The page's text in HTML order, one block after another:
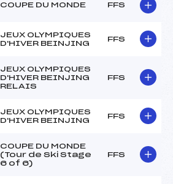
COUPE DU MONDE FFS
JEUX OLYMPIQUES
D'HIVER BEINJING
FFS
JEUX OLYMPIQUES
D'HIVER BEINJING
RELAIS
FFS
JEUX OLYMPIQUES
D'HIVER BEINJING
FFS
COUPE DU MONDE
(Tour de Ski Stage
6 of 6)
FFS